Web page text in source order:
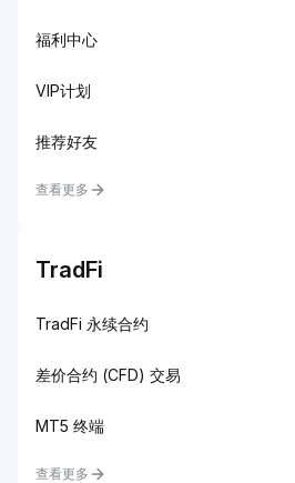
福利中心
VIP计划
推荐好友
查看更多
TradFi
TradFi 永续合约
差价合约 (CFD) 交易
MT5 终端
查看更多